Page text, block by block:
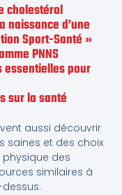
cholestérol
naissance d’une
Sport-Santé »
PNNS
essentielles pour
sur la santé
aussi découvrir
saines et des choix
physique des
similaires à